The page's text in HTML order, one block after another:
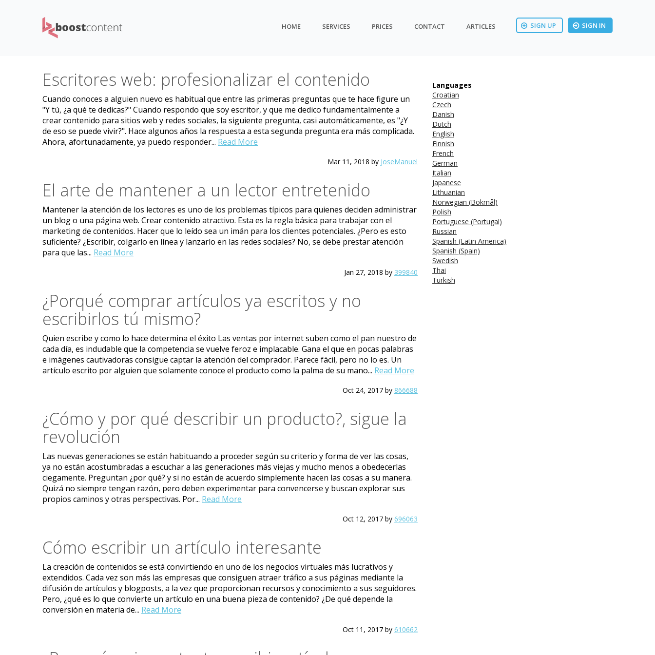
SIGN IN
SIGN UP
HOME SERVICES PRICES CONTACT ARTICLES
Escritores web: profesionalizar el contenido
Cuando conoces a alguien nuevo es habitual que entre las primeras preguntas que te hace figure un
"Y tú, ¿a qué te dedicas?" Cuando respondo que soy escritor, y que me dedico fundamentalmente a
crear contenido para sitios web y redes sociales, la siguiente pregunta, casi automáticamente, es "¿Y
de eso se puede vivir?". Hace algunos años la respuesta a esta segunda pregunta era más complicada.
Ahora, afortunadamente, ya puedo responder... Read More
Mar 11, 2018 by JoseManuel
El arte de mantener a un lector entretenido
Mantener la atención de los lectores es uno de los problemas típicos para quienes deciden administrar
un blog o una página web. Crear contenido atractivo. Esta es la regla básica para trabajar con el
marketing de contenidos. Hacer que lo leído sea un imán para los clientes potenciales. ¿Pero es esto
suficiente? ¿Escribir, colgarlo en línea y lanzarlo en las redes sociales? No, se debe prestar atención
para que las... Read More
Jan 27, 2018 by 399840
¿Porqué comprar artículos ya escritos y no
escribirlos tú mismo?
Quien escribe y como lo hace determina el éxito Las ventas por internet suben como el pan nuestro de
cada día, es indudable que la competencia se vuelve feroz e implacable. Gana el que en pocas palabras
e imágenes cautivadoras consigue captar la atención del comprador. Parece fácil, pero no lo es. Un
artículo escrito por alguien que solamente conoce el producto como la palma de su mano... Read More
Oct 24, 2017 by 866688
¿Cómo y por qué describir un producto?, sigue la
revolución
Las nuevas generaciones se están habituando a proceder según su criterio y forma de ver las cosas,
ya no están acostumbradas a escuchar a las generaciones más viejas y mucho menos a obedecerlas
ciegamente. Preguntan ¿por qué? y si no están de acuerdo simplemente hacen las cosas a su manera.
Quizá no siempre tengan razón, pero deben experimentar para convencerse y buscan explorar sus
propios caminos y otras perspectivas. Por... Read More
Oct 12, 2017 by 696063
Cómo escribir un artículo interesante
La creación de contenidos se está convirtiendo en uno de los negocios virtuales más lucrativos y
extendidos. Cada vez son más las empresas que consiguen atraer tráfico a sus páginas mediante la
difusión de artículos y blogposts, a la vez que proporcionan recursos y conocimiento a sus seguidores.
Pero, ¿qué es lo que convierte un artículo en una buena pieza de contenido? ¿De qué depende la
conversión en materia de... Read More
Oct 11, 2017 by 610662
Languages
Croatian
Czech
Danish
Dutch
English
Finnish
French
German
Italian
Japanese
Lithuanian
Norwegian (Bokmål)
Polish
Portuguese (Portugal)
Russian
Spanish (Latin America)
Spanish (Spain)
Swedish
Thai
Turkish